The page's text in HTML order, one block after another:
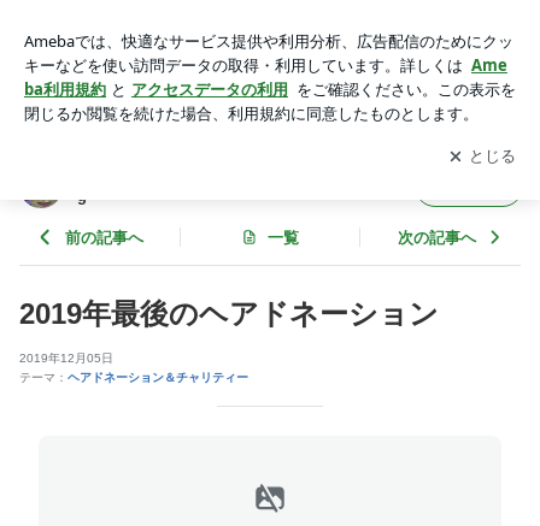
オフィシャルblog
アプリをダウンロードして ブログの更新通知
を受け取りまし
ょう。
開く
g
前の記事へ 一覧 次の記事へ
2019年最後のヘアドネーション
2019年12月05日
テーマ： ヘアドネーション＆チャリティー